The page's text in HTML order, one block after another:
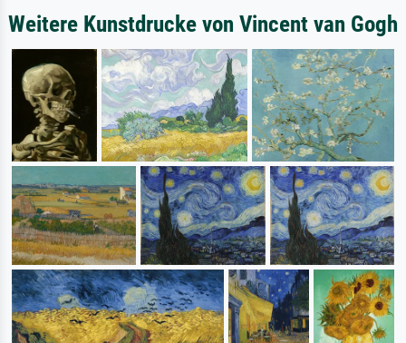
Weitere Kunstdrucke von Vincent van Gogh